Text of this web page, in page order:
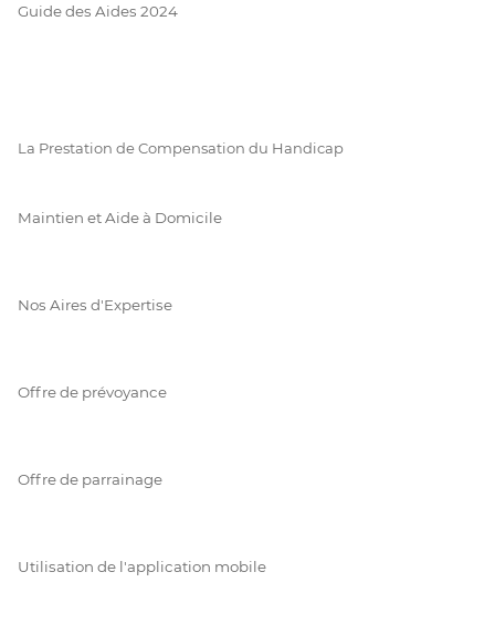
Guide des Aides 2024
La Prestation de Compensation du Handicap
Maintien et Aide à Domicile
Nos Aires d'Expertise
Offre de prévoyance
Offre de parrainage
Utilisation de l'application mobile